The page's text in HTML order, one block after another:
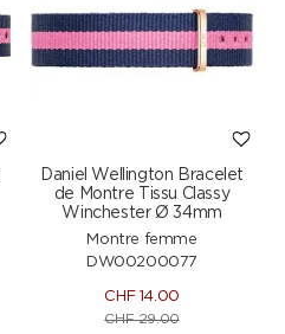
Daniel Wellington Bracelet
de Montre Tissu Classy
Winchester Ø 34mm
Montre femme
DW00200077
CHF 14.00
CHF29.00